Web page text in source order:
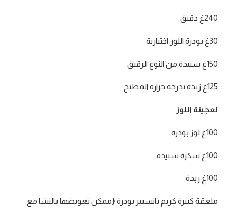
240غ دقيق
30غ بودرة اللوز اختيارية
150غ سنيدة من النوع الرقيق
125غ زبدة بدرجة حرارة المطبخ
لعجينة اللوز
100غ لوز بودرة
100غ سكرة سنيدة
100غ زبدة
ملعقة كبيرة كريم باتسيير بودرة {ممكن تعويضها بالنشا مع